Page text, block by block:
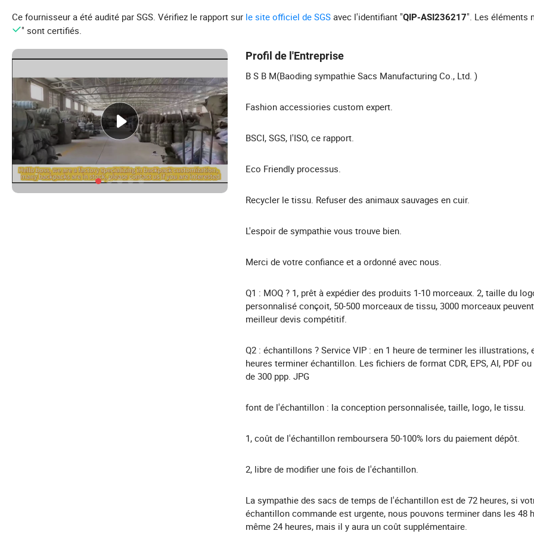
Ce fournisseur a été audité par SGS. Vérifiez le rapport sur le site officiel de SGS avec l'identifiant "QIP-ASI236217". Les éléments
" sont certifiés.
Profil de l'Entreprise
B S B M(Baoding sympathie Sacs Manufacturing Co., Ltd. )
Fashion accessiories custom expert.
BSCI, SGS, l'ISO, ce rapport.
Eco Friendly processus.
Recycler le tissu. Refuser des animaux sauvages en cuir.
L'espoir de sympathie vous trouve bien.
Merci de votre confiance et a ordonné avec nous.
Q1 : MOQ ? 1, prêt à expédier des produits 1-10 morceaux. 2, taille du
personnalisé conçoit, 50-500 morceaux de tissu, 3000 morceaux
meilleur devis compétitif.
Q2 : échantillons ? Service VIP : en 1 heure de terminer les illustrations,
heures terminer échantillon. Les fichiers de format CDR, EPS, AI, PDF ou
de 300 ppp. JPG
font de l'échantillon : la conception personnalisée, taille, logo, le tissu.
1, coût de l'échantillon remboursera 50-100% lors du paiement dépôt.
2, libre de modifier une fois de l'échantillon.
La sympathie des sacs de temps de l'échantillon est de 72 heures, si
échantillon commande est urgente, nous pouvons terminer dans les 48
même 24 heures, mais il y aura un coût supplémentaire.